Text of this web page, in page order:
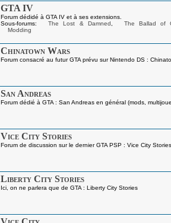
GTA IV
Forum dédidé à GTA IV et à ses extensions.
Sous-forums:
The Lost & Damned The Ballad of
Modding
Chinatown Wars
Forum consacré au futur GTA prévu sur Nintendo DS :
San Andreas
Forum dédié à GTA : San Andreas en général (mods,
Vice City Stories
Forum de discussion sur le dernier GTA PSP : Vice City Stories
Liberty City Stories
Ici, on ne parlera que de GTA : Liberty City Stories